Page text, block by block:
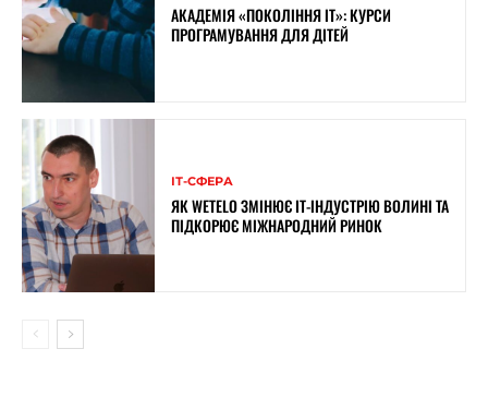
АКАДЕМІЯ «ПОКОЛІННЯ ІТ»: КУРСИ
ПРОГРАМУВАННЯ ДЛЯ ДІТЕЙ
ІТ-СФЕРА
ЯК WETELO ЗМІНЮЄ IT-ІНДУСТРІЮ ВОЛИНІ ТА
ПІДКОРЮЄ МІЖНАРОДНИЙ РИНОК